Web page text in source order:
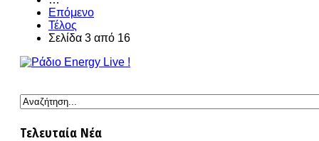
Επόμενο
Τέλος
Σελίδα 3 από 16
Τελευταία Νέα